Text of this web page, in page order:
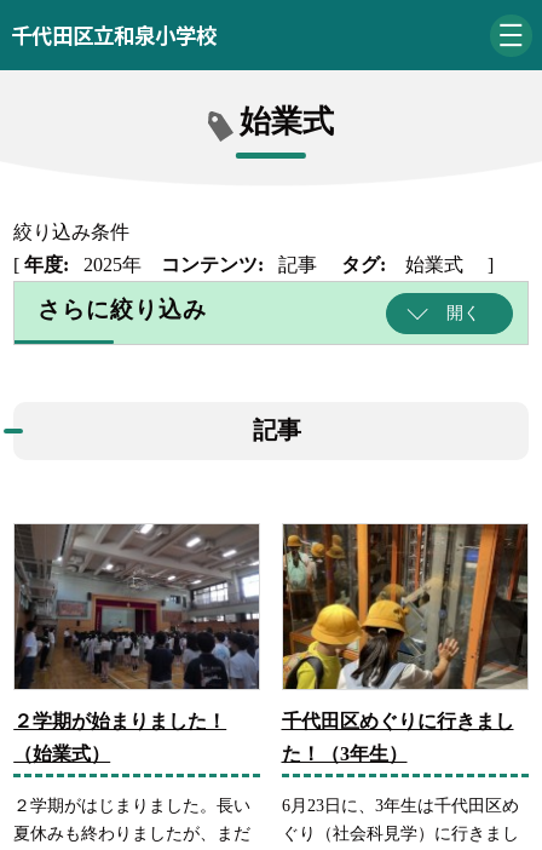
千代田区立和泉小学校
始業式
絞り込み条件
[年度: 2025年 コンテンツ: 記事 タグ: 始業式 ]
さらに絞り込み 開く
記事
２学期が始まりました！
（始業式）
２学期がはじまりました。長い
夏休みも終わりましたが、まだ
千代田区めぐりに行きまし
た！（3年生）
6月23日に、3年生は千代田区め
ぐり（社会科見学）に行きまし